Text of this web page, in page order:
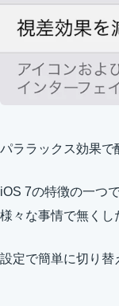
パララックス効果で
iOS 7の特徴の一つ
様々な事情で無くし
設定で簡単に切り替